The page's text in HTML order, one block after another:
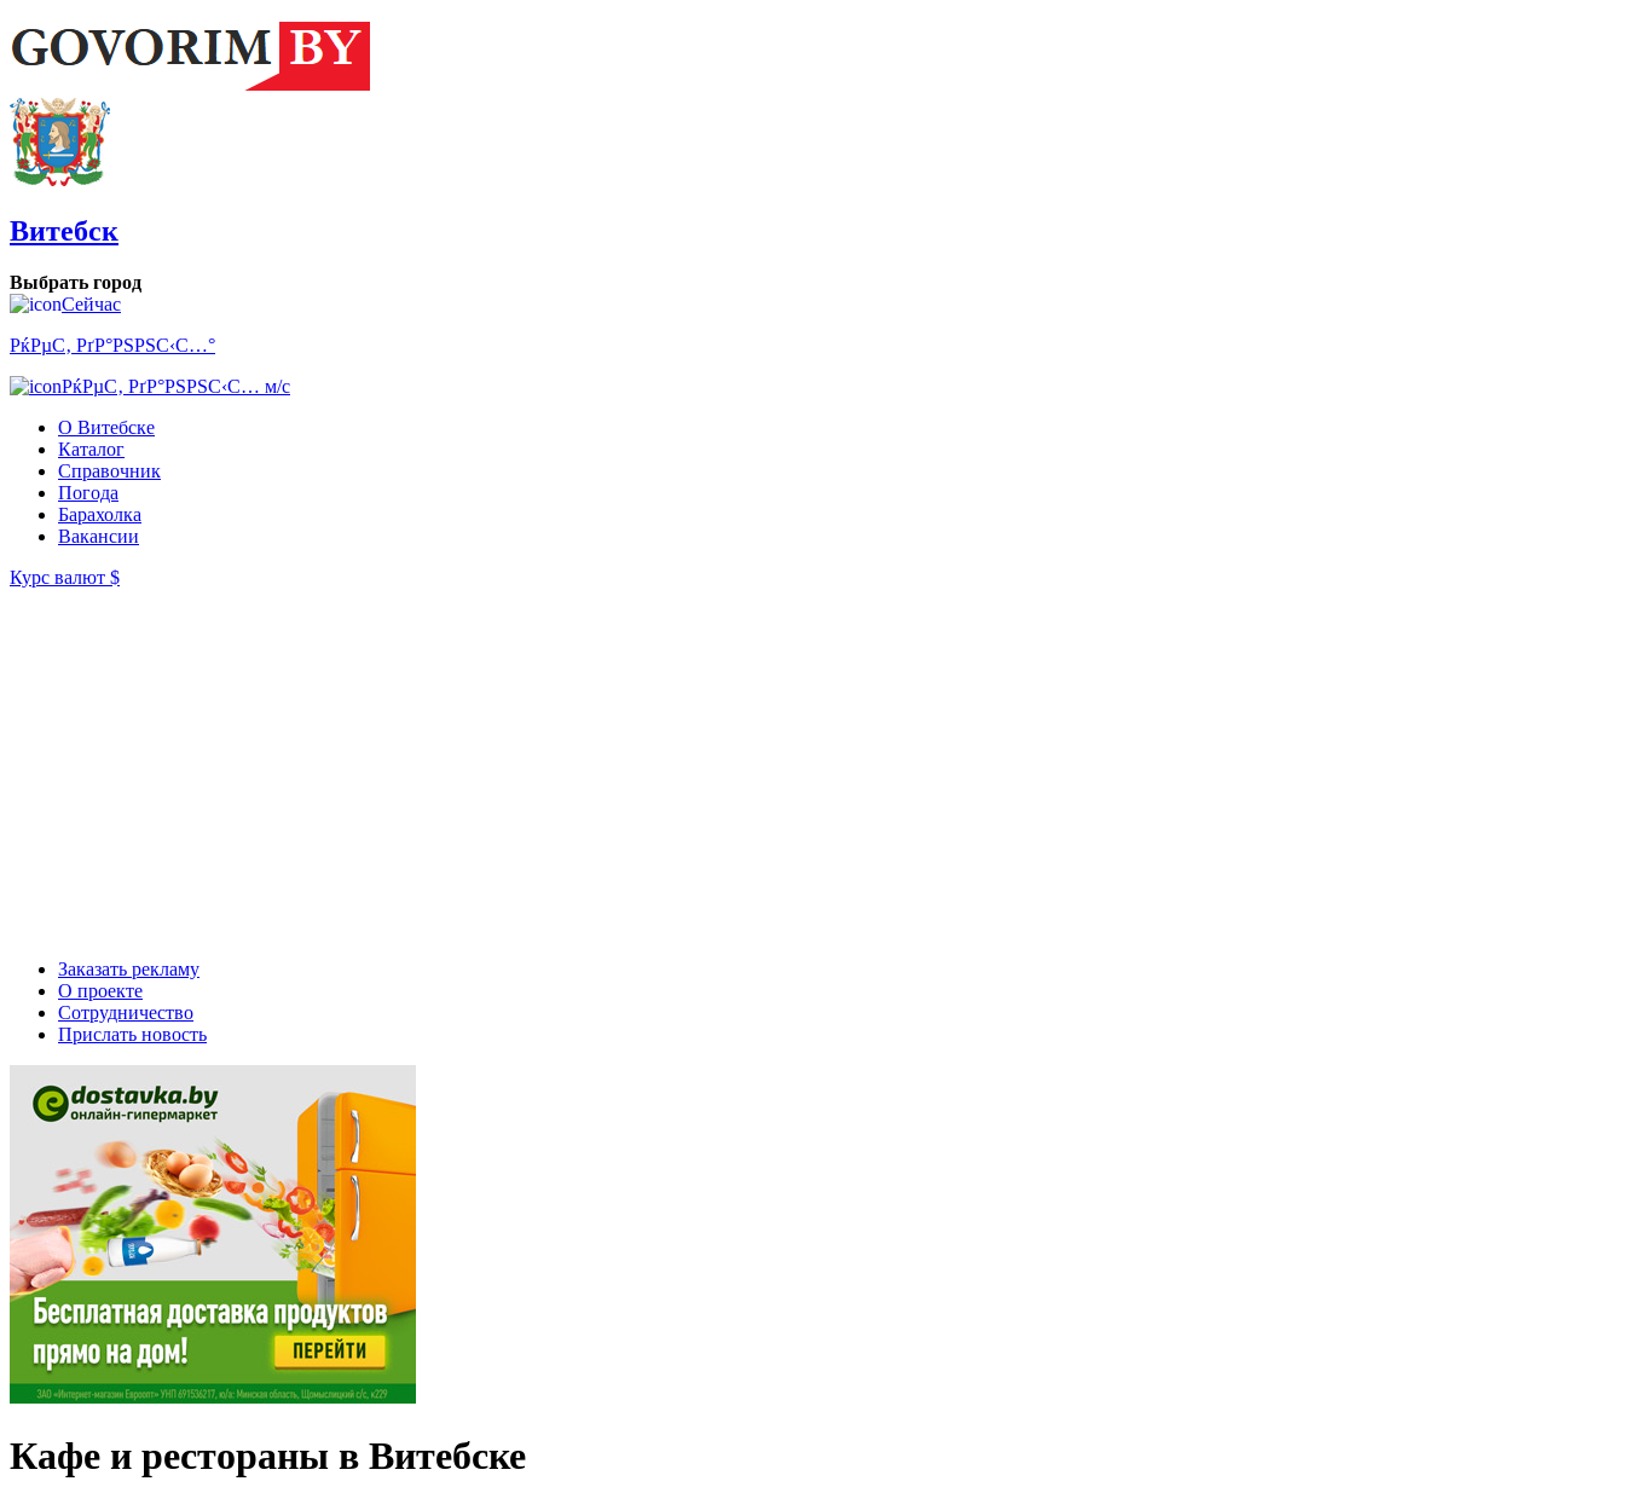
Витебск
Выбрать город
Сейчас
РќРµС‚ РґР°РЅРЅС‹С…°
РќРµС‚ РґР°РЅРЅС‹С… м/с
О Витебске
Каталог
Справочник
Погода
Барахолка
Вакансии
Курс валют $
Заказать рекламу
О проекте
Сотрудничество
Прислать новость
Кафе и рестораны в Витебске